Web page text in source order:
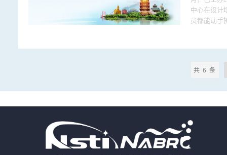
中心在设计
员都能动手操作并获得贴身的指导。 图2-培训
共 6 条